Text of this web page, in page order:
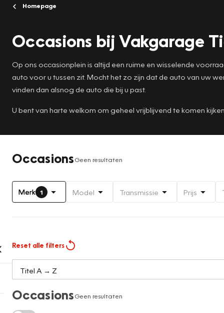
Homepage
Occasions bij Vakgarage
Op ons occasionplein is altijd een ruime en wisselende
auto voor u tussen zit. Mocht het zo zijn dat de auto van uw
vinden dan alsnog de auto die bij u past.
U bent van harte welkom om geheel vrijblijvend te komen
OccasionsGeen resultaten
Merk 1 Model Transmissie Prijs
Reset alle filters
OccasionsGeen resultaten